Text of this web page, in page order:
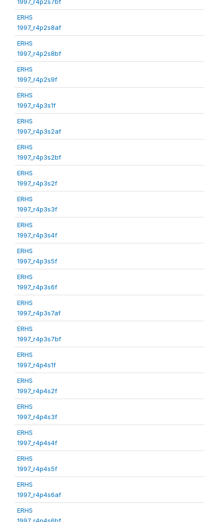
ERHS
1997_r4p2s8af
ERHS
1997_r4p2s8bf
ERHS
1997_r4p2s9f
ERHS
1997_r4p3s1f
ERHS
1997_r4p3s2af
ERHS
1997_r4p3s2bf
ERHS
1997_r4p3s2f
ERHS
1997_r4p3s3f
ERHS
1997_r4p3s4f
ERHS
1997_r4p3s5f
ERHS
1997_r4p3s6f
ERHS
1997_r4p3s7af
ERHS
1997_r4p3s7bf
ERHS
1997_r4p4s1f
ERHS
1997_r4p4s2f
ERHS
1997_r4p4s3f
ERHS
1997_r4p4s4f
ERHS
1997_r4p4s5f
ERHS
1997_r4p4s6af
ERHS
1997_r4p4s6bf